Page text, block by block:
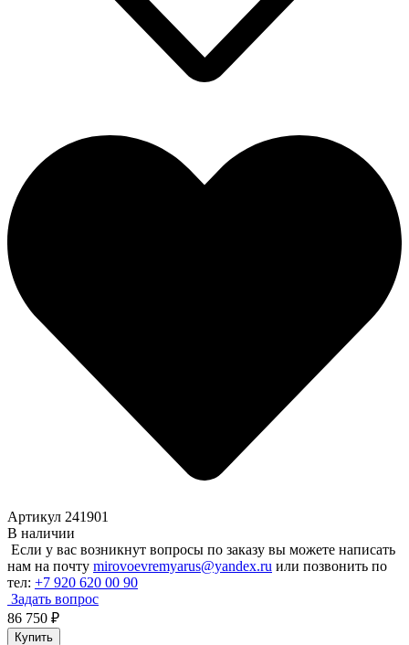
Артикул 241901
В наличии
Если у вас возникнут вопросы по заказу вы можете написать
нам на почту mirovoevremyarus@yandex.ru или позвонить по
тел: +7 920 620 00 90
Задать вопрос
86 750 ₽
Купить